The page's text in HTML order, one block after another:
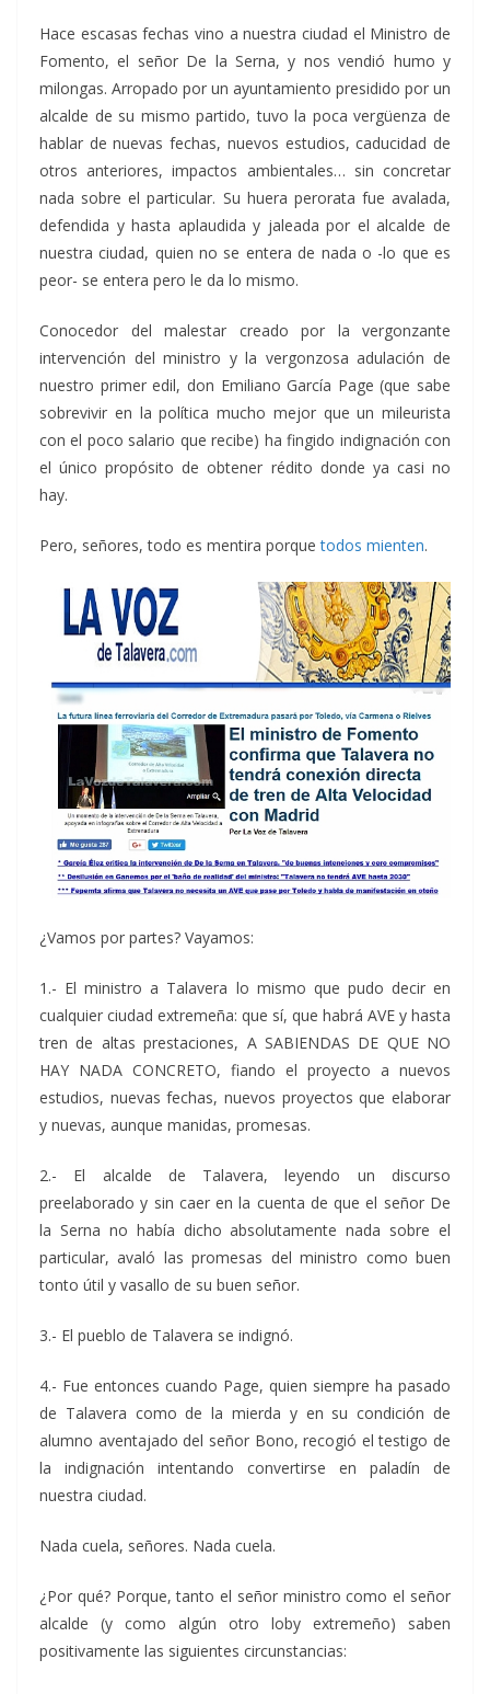
Hace escasas fechas vino a nuestra ciudad el Ministro de
Fomento, el señor De la Serna, y nos vendió humo y
milongas. Arropado por un ayuntamiento presidido por un
alcalde de su mismo partido, tuvo la poca vergüenza de
hablar de nuevas fechas, nuevos estudios, caducidad de
otros anteriores, impactos ambientales… sin concretar
nada sobre el particular. Su huera perorata fue avalada,
defendida y hasta aplaudida y jaleada por el alcalde de
nuestra ciudad, quien no se entera de nada o -lo que es
peor- se entera pero le da lo mismo.
Conocedor del malestar creado por la vergonzante
intervención del ministro y la vergonzosa adulación de
nuestro primer edil, don Emiliano García Page (que sabe
sobrevivir en la política mucho mejor que un mileurista
con el poco salario que recibe) ha fingido indignación con
el único propósito de obtener rédito donde ya casi no
hay.
Pero, señores, todo es mentira porquetodos mienten.
¿Vamos por partes? Vayamos:
1.- El ministro a Talavera lo mismo que pudo decir en
cualquier ciudad extremeña: que sí, que habrá AVE y hasta
tren de altas prestaciones, A SABIENDAS DE QUE NO
HAY NADA CONCRETO, fiando el proyecto a nuevos
estudios, nuevas fechas, nuevos proyectos que elaborar
y nuevas, aunque manidas, promesas.
2.- El alcalde de Talavera, leyendo un discurso
preelaborado y sin caer en la cuenta de que el señor De
la Serna no había dicho absolutamente nada sobre el
particular, avaló las promesas del ministro como buen
tonto útil y vasallo de su buen señor.
3.- El pueblo de Talavera se indignó.
4.- Fue entonces cuando Page, quien siempre ha pasado
de Talavera como de la mierda y en su condición de
alumno aventajado del señor Bono, recogió el testigo de
la indignación intentando convertirse en paladín de
nuestra ciudad.
Nada cuela, señores. Nada cuela.
¿Por qué? Porque, tanto el señor ministro como el señor
alcalde (y como algún otro loby extremeño) saben
positivamente las siguientes circunstancias: